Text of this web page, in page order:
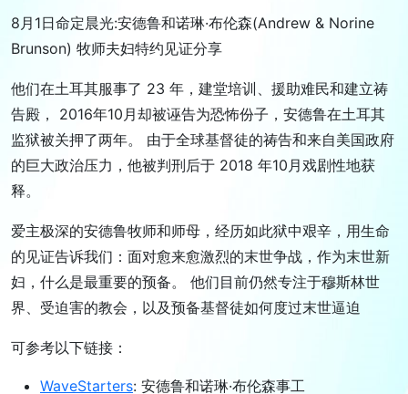
8月1日命定晨光:安德鲁和诺琳·布伦森(Andrew & Norine
Brunson) 牧师夫妇特约见证分享
他们在土耳其服事了 23 年，建堂培训、援助难民和建立祷
告殿， 2016年10月却被诬告为恐怖份子，安德鲁在土耳其
监狱被关押了两年。 由于全球基督徒的祷告和来自美国政府
的巨大政治压力，他被判刑后于 2018 年10月戏剧性地获
释。
爱主极深的安德鲁牧师和师母，经历如此狱中艰辛，用生命
的见证告诉我们：面对愈来愈激烈的末世争战，作为末世新
妇，什么是最重要的预备。 他们目前仍然专注于穆斯林世
界、受迫害的教会，以及预备基督徒如何度过末世逼迫
可参考以下链接：
WaveStarters: 安德鲁和诺琳·布伦森事工